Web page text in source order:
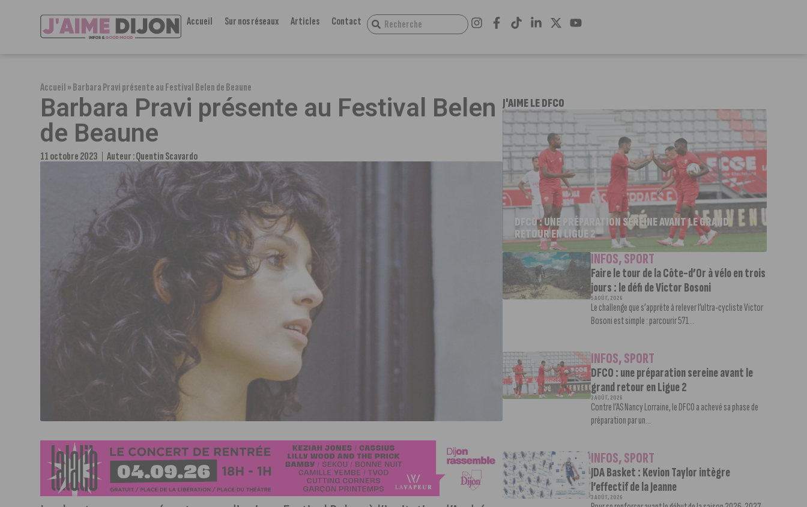
Accueil Sur nos réseaux Articles Contact
Accueil»Barbara Pravi présente au Festival Belen de Beaune
Barbara Pravi présente au Festival Belen
de Beaune
11 octobre 2023 Auteur :Quentin Scavardo
J'AIME LE DFCO
DFCO : UNE PRÉPARATION SEREINE AVANT LE GRAND
RETOUR EN LIGUE 2
INFOS,SPORT
Faire le tour de la Côte-d’Or à vélo en trois
jours : le défi de Victor Bosoni
5 AOÛT, 2026
Le challenge que s’apprête à relever l’ultra-cycliste Victor
Bosoni est simple : parcourir 571...
INFOS,SPORT
DFCO : une préparation sereine avant le
grand retour en Ligue 2
3 AOÛT, 2026
Contre l’AS Nancy Lorraine, le DFCO a achevé sa phase de
préparation par un...
INFOS,SPORT
JDA Basket : Kevion Taylor intègre
l’effectif de la Jeanne
3 AOÛT, 2026